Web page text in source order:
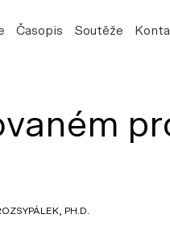
Časopis Soutěže
PH.D.